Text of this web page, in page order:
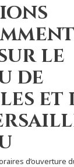
le
de
et
d’ouverture